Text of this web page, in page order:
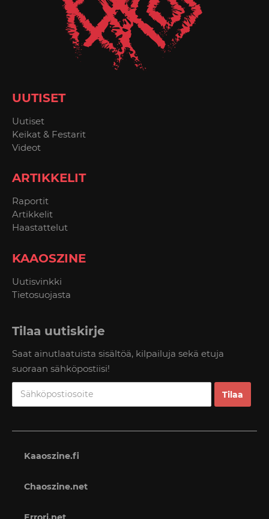
UUTISET
Uutiset
Keikat & Festarit
Videot
ARTIKKELIT
Raportit
Artikkelit
Haastattelut
KAAOSZINE
Uutisvinkki
Tietosuojasta
Tilaa uutiskirje
Saat ainutlaatuista sisältöä, kilpailuja sekä etuja
suoraan sähköpostiisi!
Kaaoszine.fi
Chaoszine.net